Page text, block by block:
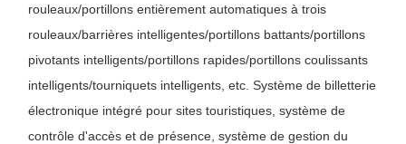
rouleaux/portillons entièrement automatiques à trois
rouleaux/barrières intelligentes/portillons battants/portillons
pivotants intelligents/portillons rapides/portillons coulissants
intelligents/tourniquets intelligents, etc. Système de billetterie
électronique intégré pour sites touristiques, système de
contrôle d'accès et de présence, système de gestion du